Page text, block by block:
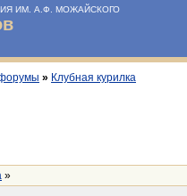
ИМ. А.Ф. МОЖАЙСКОГО
» Клубная курилка
»